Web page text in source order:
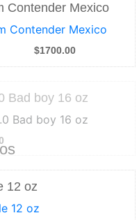
Contender Mexico
$1700.00
Bad boy 16 oz
12 oz